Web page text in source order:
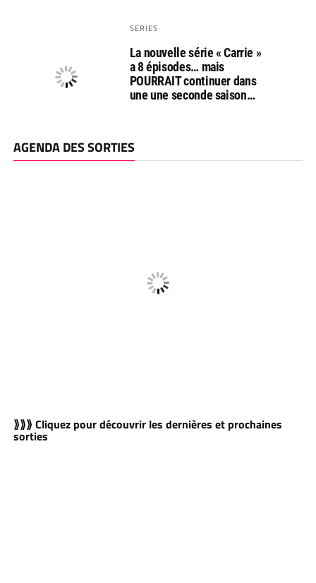
SERIES
La nouvelle série « Carrie »
a 8 épisodes… mais
POURRAIT continuer dans
une une seconde saison…
AGENDA DES SORTIES
⟫⟫⟫ Cliquez pour découvrir les dernières et prochaines
sorties